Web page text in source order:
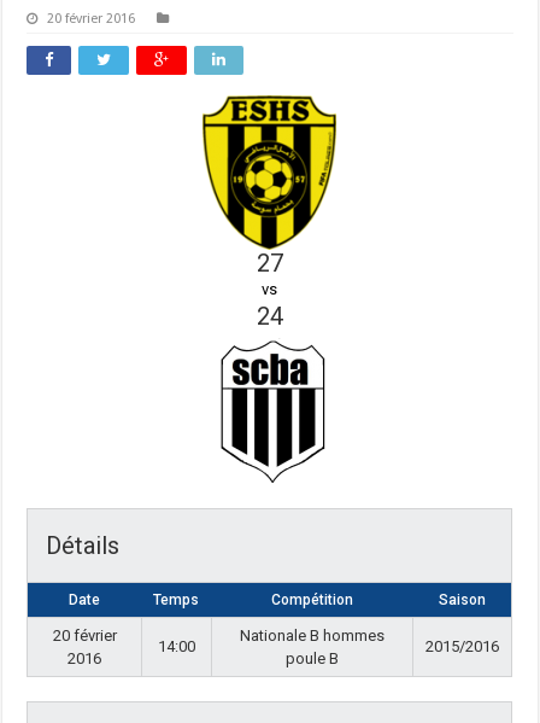
20 février 2016
27
vs
24
Détails
Date Temps Compétition Saison
20 février
2016
14:00
Nationale B hommes
poule B
2015/2016